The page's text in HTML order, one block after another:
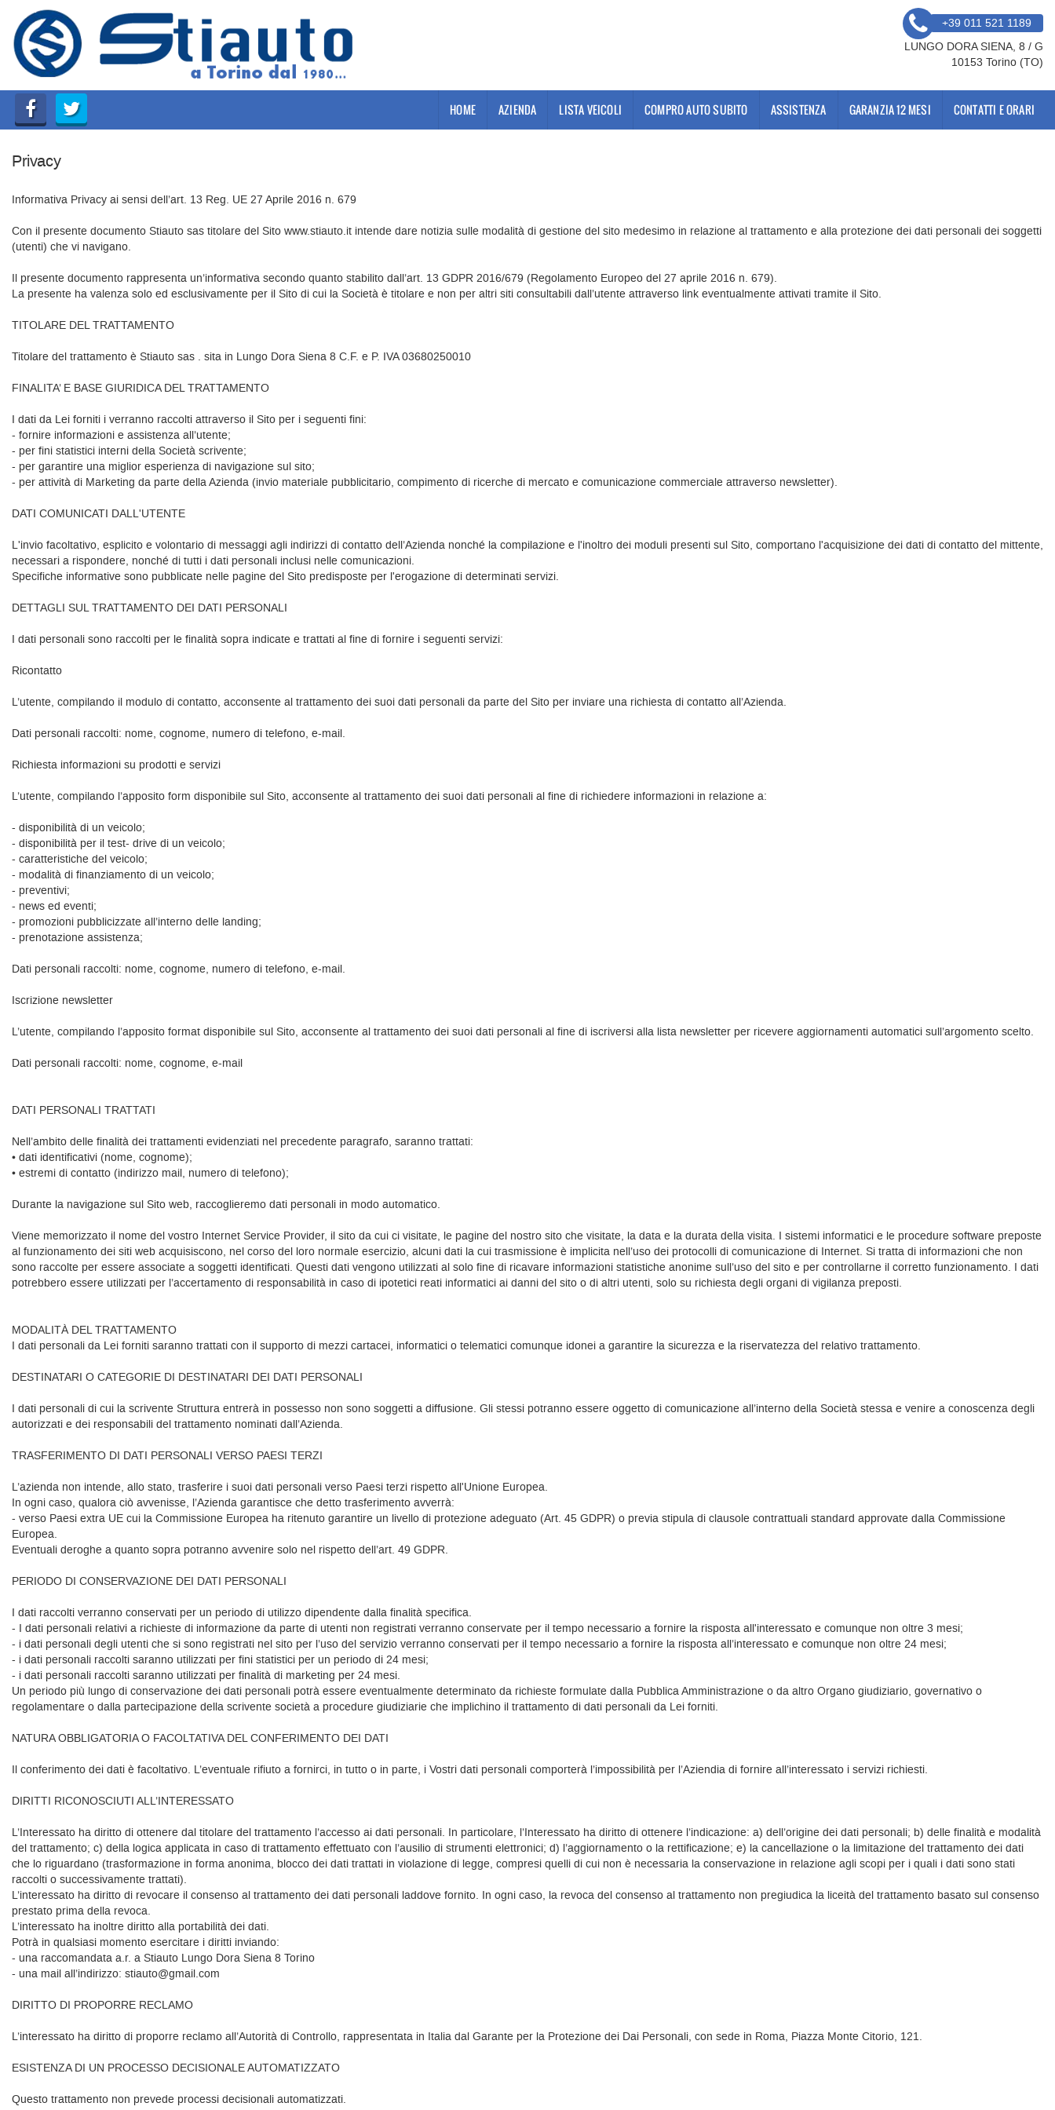
HOME
AZIENDA
LISTA VEICOLI
COMPRO AUTO SUBITO
ASSISTENZA
GARANZIA 12 MESI
CONTATTI E ORARI
+39 011 521 1189
LUNGO DORA SIENA, 8 / G
10153 Torino (TO)
HOME AZIENDA LISTA VEICOLI COMPRO AUTO SUBITO ASSISTENZA GARANZIA 12 MESI CONTATTI E ORARI
Privacy
Informativa Privacy ai sensi dell’art. 13 Reg. UE 27 Aprile 2016 n. 679
Con il presente documento Stiauto sas titolare del Sito www.stiauto.it intende dare notizia sulle modalità di gestione del sito medesimo in relazione al trattamento e alla protezione dei dati personali dei soggetti
(utenti) che vi navigano.
Il presente documento rappresenta un’informativa secondo quanto stabilito dall’art. 13 GDPR 2016/679 (Regolamento Europeo del 27 aprile 2016 n. 679).
La presente ha valenza solo ed esclusivamente per il Sito di cui la Società è titolare e non per altri siti consultabili dall’utente attraverso link eventualmente attivati tramite il Sito.
TITOLARE DEL TRATTAMENTO
Titolare del trattamento è Stiauto sas . sita in Lungo Dora Siena 8 C.F. e P. IVA 03680250010
FINALITA’ E BASE GIURIDICA DEL TRATTAMENTO
I dati da Lei forniti i verranno raccolti attraverso il Sito per i seguenti fini:
- fornire informazioni e assistenza all’utente;
- per fini statistici interni della Società scrivente;
- per garantire una miglior esperienza di navigazione sul sito;
- per attività di Marketing da parte della Azienda (invio materiale pubblicitario, compimento di ricerche di mercato e comunicazione commerciale attraverso newsletter).
DATI COMUNICATI DALL'UTENTE
L'invio facoltativo, esplicito e volontario di messaggi agli indirizzi di contatto dell’Azienda nonché la compilazione e l'inoltro dei moduli presenti sul Sito, comportano l'acquisizione dei dati di contatto del mittente,
necessari a rispondere, nonché di tutti i dati personali inclusi nelle comunicazioni.
Specifiche informative sono pubblicate nelle pagine del Sito predisposte per l'erogazione di determinati servizi.
DETTAGLI SUL TRATTAMENTO DEI DATI PERSONALI
I dati personali sono raccolti per le finalità sopra indicate e trattati al fine di fornire i seguenti servizi:
Ricontatto
L’utente, compilando il modulo di contatto, acconsente al trattamento dei suoi dati personali da parte del Sito per inviare una richiesta di contatto all’Azienda.
Dati personali raccolti: nome, cognome, numero di telefono, e-mail.
Richiesta informazioni su prodotti e servizi
L’utente, compilando l’apposito form disponibile sul Sito, acconsente al trattamento dei suoi dati personali al fine di richiedere informazioni in relazione a:
- disponibilità di un veicolo;
- disponibilità per il test- drive di un veicolo;
- caratteristiche del veicolo;
- modalità di finanziamento di un veicolo;
- preventivi;
- news ed eventi;
- promozioni pubblicizzate all’interno delle landing;
- prenotazione assistenza;
Dati personali raccolti: nome, cognome, numero di telefono, e-mail.
Iscrizione newsletter
L’utente, compilando l’apposito format disponibile sul Sito, acconsente al trattamento dei suoi dati personali al fine di iscriversi alla lista newsletter per ricevere aggiornamenti automatici sull’argomento scelto.
Dati personali raccolti: nome, cognome, e-mail
DATI PERSONALI TRATTATI
Nell’ambito delle finalità dei trattamenti evidenziati nel precedente paragrafo, saranno trattati:
• dati identificativi (nome, cognome);
• estremi di contatto (indirizzo mail, numero di telefono);
Durante la navigazione sul Sito web, raccoglieremo dati personali in modo automatico.
Viene memorizzato il nome del vostro Internet Service Provider, il sito da cui ci visitate, le pagine del nostro sito che visitate, la data e la durata della visita. I sistemi informatici e le procedure software preposte
al funzionamento dei siti web acquisiscono, nel corso del loro normale esercizio, alcuni dati la cui trasmissione è implicita nell’uso dei protocolli di comunicazione di Internet. Si tratta di informazioni che non
sono raccolte per essere associate a soggetti identificati. Questi dati vengono utilizzati al solo fine di ricavare informazioni statistiche anonime sull’uso del sito e per controllarne il corretto funzionamento. I dati
potrebbero essere utilizzati per l’accertamento di responsabilità in caso di ipotetici reati informatici ai danni del sito o di altri utenti, solo su richiesta degli organi di vigilanza preposti.
MODALITÀ DEL TRATTAMENTO
I dati personali da Lei forniti saranno trattati con il supporto di mezzi cartacei, informatici o telematici comunque idonei a garantire la sicurezza e la riservatezza del relativo trattamento.
DESTINATARI O CATEGORIE DI DESTINATARI DEI DATI PERSONALI
I dati personali di cui la scrivente Struttura entrerà in possesso non sono soggetti a diffusione. Gli stessi potranno essere oggetto di comunicazione all’interno della Società stessa e venire a conoscenza degli
autorizzati e dei responsabili del trattamento nominati dall’Azienda.
TRASFERIMENTO DI DATI PERSONALI VERSO PAESI TERZI
L’azienda non intende, allo stato, trasferire i suoi dati personali verso Paesi terzi rispetto all'Unione Europea.
In ogni caso, qualora ciò avvenisse, l’Azienda garantisce che detto trasferimento avverrà:
- verso Paesi extra UE cui la Commissione Europea ha ritenuto garantire un livello di protezione adeguato (Art. 45 GDPR) o previa stipula di clausole contrattuali standard approvate dalla Commissione
Europea.
Eventuali deroghe a quanto sopra potranno avvenire solo nel rispetto dell’art. 49 GDPR.
PERIODO DI CONSERVAZIONE DEI DATI PERSONALI
I dati raccolti verranno conservati per un periodo di utilizzo dipendente dalla finalità specifica.
- I dati personali relativi a richieste di informazione da parte di utenti non registrati verranno conservate per il tempo necessario a fornire la risposta all'interessato e comunque non oltre 3 mesi;
- i dati personali degli utenti che si sono registrati nel sito per l’uso del servizio verranno conservati per il tempo necessario a fornire la risposta all’interessato e comunque non oltre 24 mesi;
- i dati personali raccolti saranno utilizzati per fini statistici per un periodo di 24 mesi;
- i dati personali raccolti saranno utilizzati per finalità di marketing per 24 mesi.
Un periodo più lungo di conservazione dei dati personali potrà essere eventualmente determinato da richieste formulate dalla Pubblica Amministrazione o da altro Organo giudiziario, governativo o
regolamentare o dalla partecipazione della scrivente società a procedure giudiziarie che implichino il trattamento di dati personali da Lei forniti.
NATURA OBBLIGATORIA O FACOLTATIVA DEL CONFERIMENTO DEI DATI
Il conferimento dei dati è facoltativo. L’eventuale rifiuto a fornirci, in tutto o in parte, i Vostri dati personali comporterà l’impossibilità per l’Aziendia di fornire all’interessato i servizi richiesti.
DIRITTI RICONOSCIUTI ALL’INTERESSATO
L’Interessato ha diritto di ottenere dal titolare del trattamento l’accesso ai dati personali. In particolare, l’Interessato ha diritto di ottenere l’indicazione: a) dell’origine dei dati personali; b) delle finalità e modalità
del trattamento; c) della logica applicata in caso di trattamento effettuato con l’ausilio di strumenti elettronici; d) l’aggiornamento o la rettificazione; e) la cancellazione o la limitazione del trattamento dei dati
che lo riguardano (trasformazione in forma anonima, blocco dei dati trattati in violazione di legge, compresi quelli di cui non è necessaria la conservazione in relazione agli scopi per i quali i dati sono stati
raccolti o successivamente trattati).
L’interessato ha diritto di revocare il consenso al trattamento dei dati personali laddove fornito. In ogni caso, la revoca del consenso al trattamento non pregiudica la liceità del trattamento basato sul consenso
prestato prima della revoca.
L’interessato ha inoltre diritto alla portabilità dei dati.
Potrà in qualsiasi momento esercitare i diritti inviando:
- una raccomandata a.r. a Stiauto Lungo Dora Siena 8 Torino
- una mail all’indirizzo: stiauto@gmail.com
DIRITTO DI PROPORRE RECLAMO
L’interessato ha diritto di proporre reclamo all’Autorità di Controllo, rappresentata in Italia dal Garante per la Protezione dei Dai Personali, con sede in Roma, Piazza Monte Citorio, 121.
ESISTENZA DI UN PROCESSO DECISIONALE AUTOMATIZZATO
Questo trattamento non prevede processi decisionali automatizzati.